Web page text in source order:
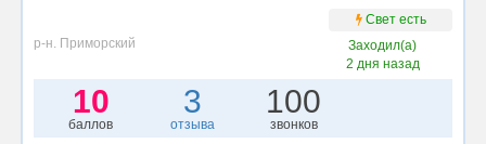
Свет есть
р-н. Приморский
Заходил(а)
2 дня назад
10
баллов
3
отзыва
100
звонков